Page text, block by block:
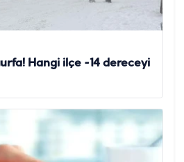
Hangi ilçe -14 dereceyi